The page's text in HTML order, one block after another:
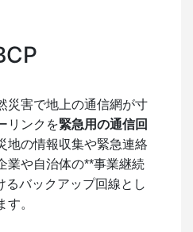
災害で地上の通信網が寸
リンクを緊急用の通信回
地の情報収集や緊急連絡
業や自治体の**事業継続
るバックアップ回線とし
。